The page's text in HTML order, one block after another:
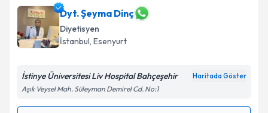
Dyt. Şeyma Dinç
Diyetisyen
İstanbul, Esenyurt
İstinye Üniversitesi Liv Hospital Bahçeşehir Haritada Göster
Aşık Veysel Mah. Süleyman Demirel Cd. No:1